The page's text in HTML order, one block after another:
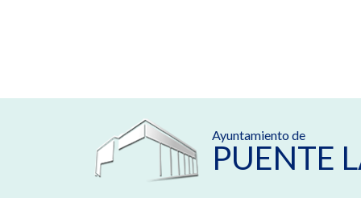
Ayuntamiento de
PUENTE